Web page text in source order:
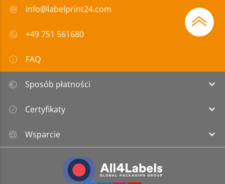
info@labelprint24.com
+49 751 561680
FAQ
Sposób płatności
Certyfikaty
Wsparcie